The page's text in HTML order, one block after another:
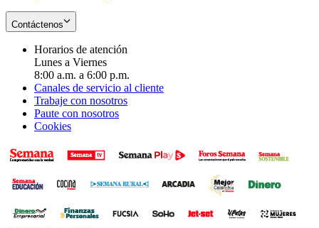
Contáctenos
Horarios de atención
Lunes a Viernes
8:00 a.m. a 6:00 p.m.
Canales de servicio al cliente
Trabaje con nosotros
Paute con nosotros
Cookies